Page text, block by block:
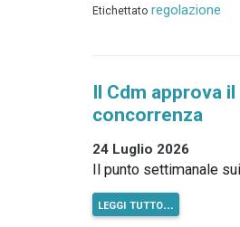
Etichettato regolazione
Il Cdm approva
concorrenza
24 Luglio 2026
Il punto settimanale
leggi tutto…